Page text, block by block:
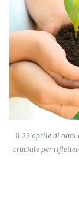
Il 22 aprile di ogni
cruciale per